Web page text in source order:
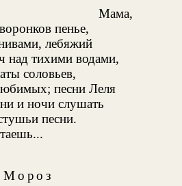
Мама,
пенье,
лебяжий
над тихими водами,
соловьев,
песни Леля
и ночи слушать
песни.
Мороз